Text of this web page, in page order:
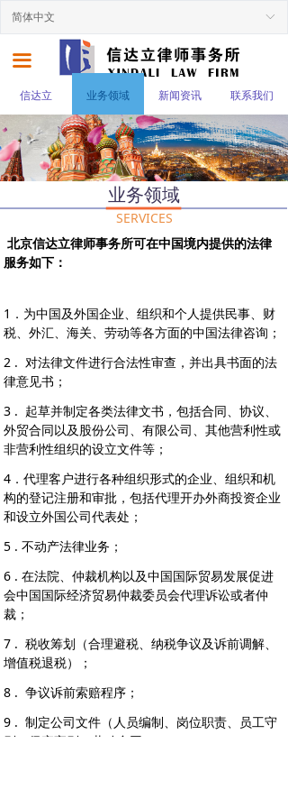
끀
信达立 业务领域 新闻资讯 联系我们
ꀅ
简体中文
业务领域
SERVICES
北京信达立律师事务所可在中国境内提供的法律
服务如下：
1．为中国及外国企业、组织和个人提供民事、财
税、外汇、海关、劳动等各方面的中国法律咨询；
2 . 对法律文件进行合法性审查，并出具书面的法
律意见书；
3 . 起草并制定各类法律文书，包括合同、协议、
外贸合同以及股份公司、有限公司、其他营利性或
非营利性组织的设立文件等；
4．代理客户进行各种组织形式的企业、组织和机
构的登记注册和审批，包括代理开办外商投资企业
和设立外国公司代表处；
5 . 不动产法律业务；
6 . 在法院、仲裁机构以及中国国际贸易发展促进
会中国国际经济贸易仲裁委员会代理诉讼或者仲
裁；
7 . 税收筹划（合理避税、纳税争议及诉前调解、
增值税退税）；
8 . 争议诉前索赔程序；
9 . 制定公司文件（人员编制、岗位职责、员工守
则、保密守则、劳动合同）；